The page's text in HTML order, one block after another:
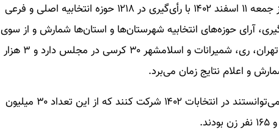
دوازدهمین دوره انتخابات مجلس شورای اسلامی روز جمعه ۱۱ اسفند ۱۴۰۲ با رأی‌گیری در ۱۲۱۸ حوزه انتخابیه اصلی و فرعی
آرای حوزه‌های انتخابیه شهرستان‌ها و استان‌ها شمارش و از سوی
ستاد انتخابات کشور اعلام می‌شود. از آنجا که حوزه تهران، ری، شمیرانات و اسلامشهر ۳۰ کرسی در مجلس دارد و ۳ هزار
همچنین بنابر آمار ۶۱ میلیون و ۱۷۲ هزار و ۲۹۸ نفر می‌توانستند در انتخابات ۱۴۰۲ شرکت کنند که از این تعداد ۳۰ میلیون